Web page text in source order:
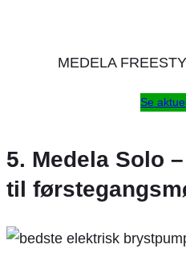
MEDELA
Se
5. Medela Solo
til